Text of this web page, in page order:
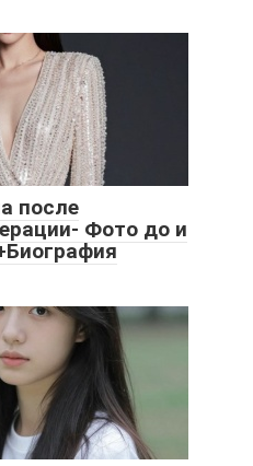
после
Фото до и